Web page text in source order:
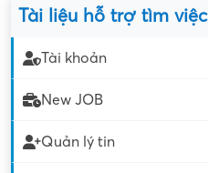
Tài liệu hỗ trợ tìm việc
Tài khoản
New JOB
Quản lý tin